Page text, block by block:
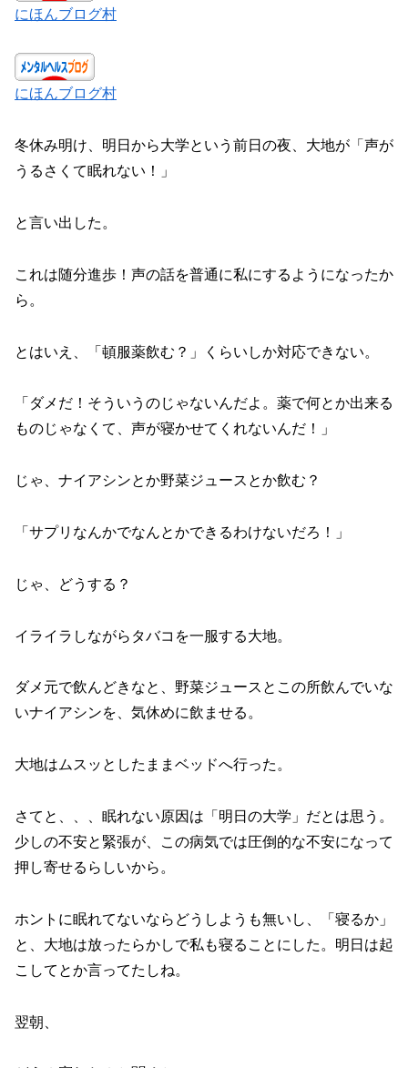
にほんブログ村
にほんブログ村
冬休み明け、明日から大学という前日の夜、大地が「声が
うるさくて眠れない！」
と言い出した。
これは随分進歩！声の話を普通に私にするようになったか
ら。
とはいえ、「頓服薬飲む？」くらいしか対応できない。
「ダメだ！そういうのじゃないんだよ。薬で何とか出来る
ものじゃなくて、声が寝かせてくれないんだ！」
じゃ、ナイアシンとか野菜ジュースとか飲む？
「サプリなんかでなんとかできるわけないだろ！」
じゃ、どうする？
イライラしながらタバコを一服する大地。
ダメ元で飲んどきなと、野菜ジュースとこの所飲んでいな
いナイアシンを、気休めに飲ませる。
大地はムスッとしたままベッドへ行った。
さてと、、、眠れない原因は「明日の大学」だとは思う。
少しの不安と緊張が、この病気では圧倒的な不安になって
押し寄せるらしいから。
ホントに眠れてないならどうしようも無いし、「寝るか」
と、大地は放ったらかしで私も寝ることにした。明日は起
こしてとか言ってたしね。
翌朝、